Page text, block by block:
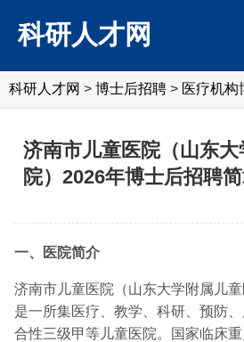
科研人才网
科研人才网 > 博士后招聘 > 医疗机构
济南市儿童医院（山东
院）2026年博士后招聘
一、医院简介
济南市儿童医院（山东大学附属儿童
是一所集医疗、教学、科研、预防
合性三级甲等儿童医院。国家临床